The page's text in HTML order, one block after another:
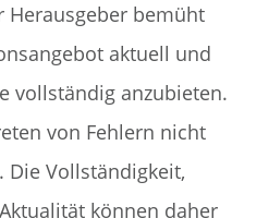
Herausgeber bemüht
aktuell und
vollständig anzubieten.
von Fehlern nicht
Die Vollständigkeit,
können daher